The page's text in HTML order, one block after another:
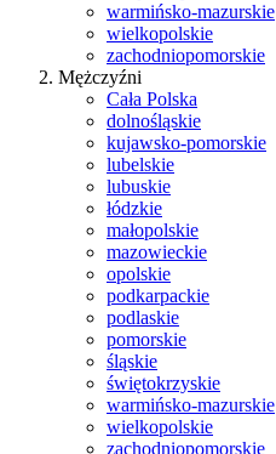
warmińsko-mazurskie
wielkopolskie
zachodniopomorskie
Mężczyźni
Cała Polska
dolnośląskie
kujawsko-pomorskie
lubelskie
lubuskie
łódzkie
małopolskie
mazowieckie
opolskie
podkarpackie
podlaskie
pomorskie
śląskie
świętokrzyskie
warmińsko-mazurskie
wielkopolskie
zachodniopomorskie